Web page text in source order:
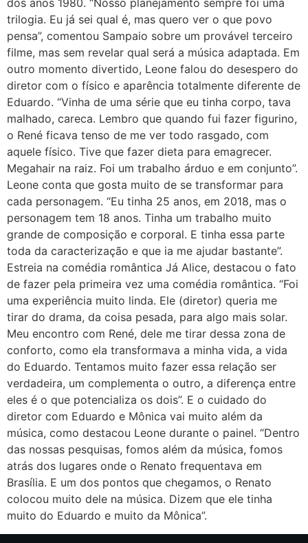
dos anos 1980. “Nosso planejamento sempre foi uma
trilogia. Eu já sei qual é, mas quero ver o que povo
pensa”, comentou Sampaio sobre um provável terceiro
filme, mas sem revelar qual será a música adaptada. Em
outro momento divertido, Leone falou do desespero do
diretor com o físico e aparência totalmente diferente de
Eduardo. “Vinha de uma série que eu tinha corpo, tava
malhado, careca. Lembro que quando fui fazer figurino,
o René ficava tenso de me ver todo rasgado, com
aquele físico. Tive que fazer dieta para emagrecer.
Megahair na raiz. Foi um trabalho árduo e em conjunto”.
Leone conta que gosta muito de se transformar para
cada personagem. “Eu tinha 25 anos, em 2018, mas o
personagem tem 18 anos. Tinha um trabalho muito
grande de composição e corporal. E tinha essa parte
toda da caracterização e que ia me ajudar bastante”.
Estreia na comédia romântica Já Alice, destacou o fato
de fazer pela primeira vez uma comédia romântica. “Foi
uma experiência muito linda. Ele (diretor) queria me
tirar do drama, da coisa pesada, para algo mais solar.
Meu encontro com René, dele me tirar dessa zona de
conforto, como ela transformava a minha vida, a vida
do Eduardo. Tentamos muito fazer essa relação ser
verdadeira, um complementa o outro, a diferença entre
eles é o que potencializa os dois”. E o cuidado do
diretor com Eduardo e Mônica vai muito além da
música, como destacou Leone durante o painel. “Dentro
das nossas pesquisas, fomos além da música, fomos
atrás dos lugares onde o Renato frequentava em
Brasília. E um dos pontos que chegamos, o Renato
colocou muito dele na música. Dizem que ele tinha
muito do Eduardo e muito da Mônica”.